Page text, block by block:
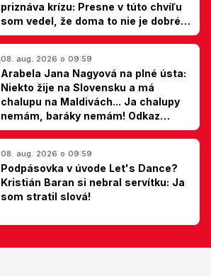
priznáva krízu: Presne v túto chvíľu
som vedel, že doma to nie je dobré,
hovorí Milan Ondrík
08. aug. 2026 o 09:59
Arabela Jana Nagyová na plné ústa:
Niekto žije na Slovensku a má
chalupu na Maldivách... Ja chalupy
nemám, baráky nemám! Odkaz
Slovákom
08. aug. 2026 o 09:59
Podpásovka v úvode Let's Dance?
Kristián Baran si nebral servítku: Ja
som stratil slová!